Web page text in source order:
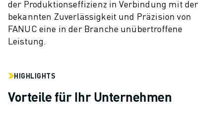
LACKIEREN
PALETTIEREN
PUNKTSCHWEISSEN
FALLBEISPIELE
KUNDENDIENST
KUNDENBETREUUNG
der Produktionseffizienz in Verbindung mit der
bekannten Zuverlässigkeit und Präzision von
FANUC eine in der Branche unübertroffene
Leistung.
HIGHLIGHTS
Vorteile für Ihr Unternehmen